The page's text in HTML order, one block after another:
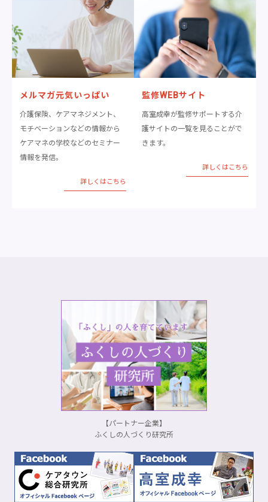
メルマガ元気いっぱい
介護保険、ケアマネジメント、
モチベーションなどの情報から
ケアマネの学校などのセミナー
情報を発信。
詳しくはこちら
監修WEBサイト
高室成幸が監修サポートする介
護サイトの一覧を見ることがで
きます。
詳しくはこちら
【パートナー企業】
ふくしの人づくり研究所